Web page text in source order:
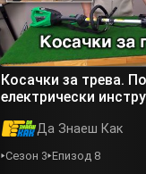
Косачки за трева.
електрически
Да Знаеш Как
Сезон 3 Епизод 8